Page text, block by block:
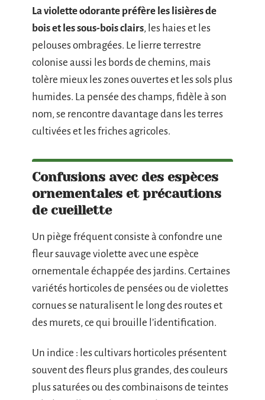
La violette odorante préfère les lisières de
bois et les sous-bois clairs, les haies et les
pelouses ombragées. Le lierre terrestre
colonise aussi les bords de chemins, mais
tolère mieux les zones ouvertes et les sols plus
humides. La pensée des champs, fidèle à son
nom, se rencontre davantage dans les terres
cultivées et les friches agricoles.
Confusions avec des espèces
ornementales et précautions
de cueillette
Un piège fréquent consiste à confondre une
fleur sauvage violette avec une espèce
ornementale échappée des jardins. Certaines
variétés horticoles de pensées ou de violettes
cornues se naturalisent le long des routes et
des murets, ce qui brouille l’identification.
Un indice : les cultivars horticoles présentent
souvent des fleurs plus grandes, des couleurs
plus saturées ou des combinaisons de teintes